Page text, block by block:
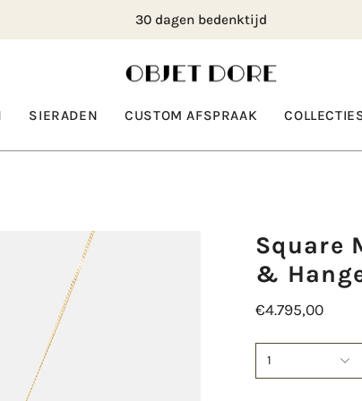
30 dagen bedenktijd
SIERADEN CUSTOM AFSPRAAK
Square
&
€4.795,00
1